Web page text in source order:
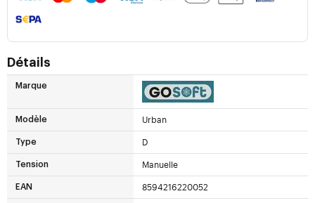
Détails
Marque
Modèle Urban
Type D
Tension Manuelle
EAN 8594216220052